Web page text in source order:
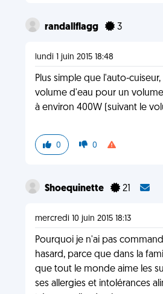
randallflagg 3
lundi 1 juin 2015 18:48
Plus simple que l'auto-
volume d'eau pour un volume
à environ 400W (suivant le
0 0
Shoequinette 21
mercredi 10 juin 2015 18:13
Pourquoi je n'ai pas
hasard, parce que dans la
que tout le monde aime les
ses allergies et intolérances